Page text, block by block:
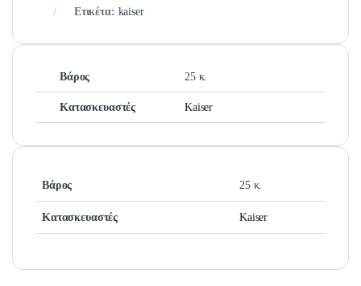
Ετικέτα: kaiser
Βάρος 25 κ.
Κατασκευαστές Kaiser
Βάρος 25 κ.
Κατασκευαστές Kaiser